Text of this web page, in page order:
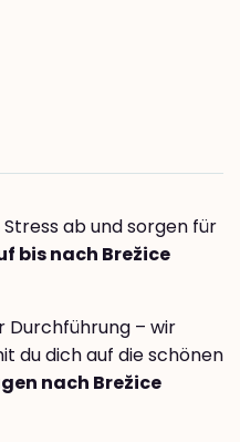
ab und sorgen für
bis nach Brežice
Durchführung – wir
du dich auf die schönen
nach Brežice